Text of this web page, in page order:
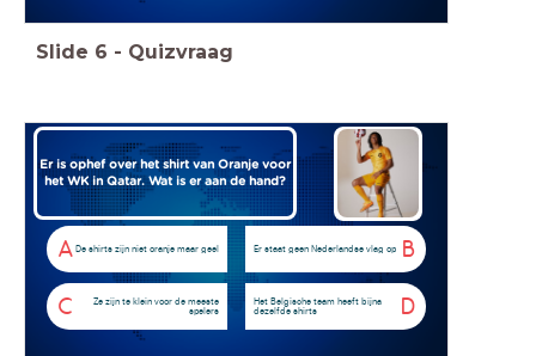
Slide 6 - Quizvraag
Er is ophef over het shirt van Oranje voor
het WK in Qatar.Wat is er aan de hand?
A De shirts zijn niet oranje maar geel B
Er staat geen Nederlandse vlag op
C
Ze zijn te klein voor de meeste
spelers
D
Het Belgische team heeft bijna
dezelfde shirts